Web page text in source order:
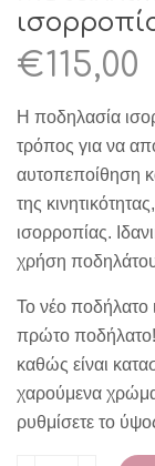
€115,00
Η ποδηλασία
τρόπος για να
αυτοπεποίθηση
της
ισορροπίας.
χρήση
Το νέο ποδήλατο
πρώτο ποδήλατο!
καθώς είναι
χαρούμενα
ρυθμίσετε το